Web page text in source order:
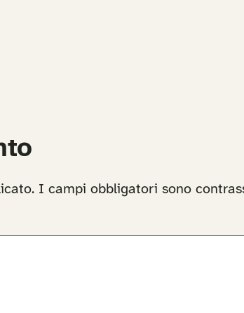
I campi obbligatori sono